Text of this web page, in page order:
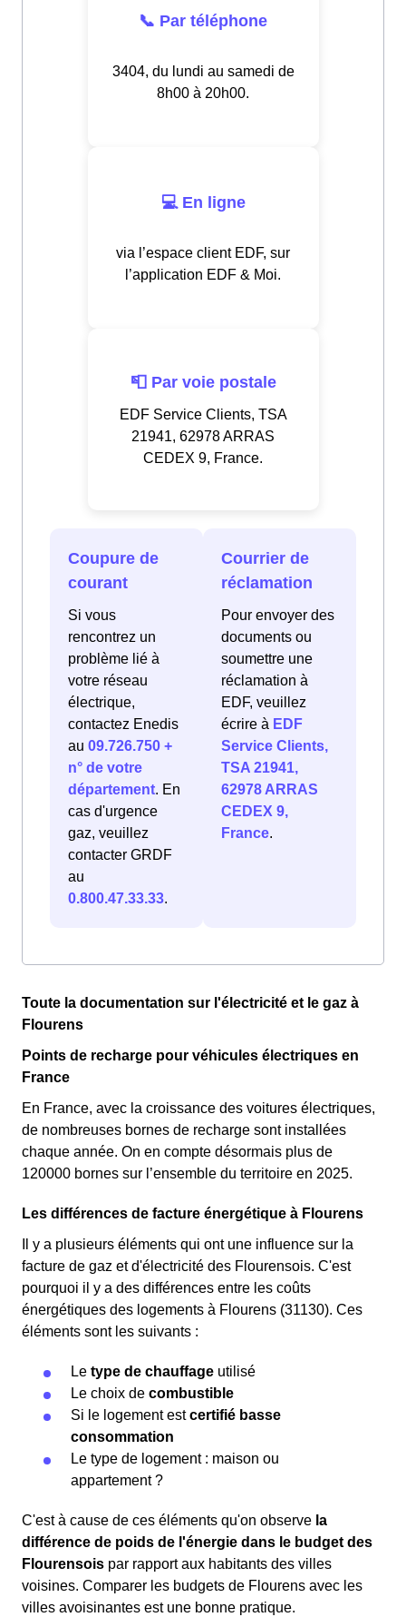
📞 Par téléphone
3404, du lundi au samedi de
8h00 à 20h00.
💻 En ligne
via l’espace client EDF, sur
l’application EDF & Moi.
📮 Par voie postale
EDF Service Clients, TSA
21941, 62978 ARRAS
CEDEX 9, France.
Coupure de
courant
Si vous
rencontrez un
problème lié à
votre réseau
électrique,
contactez Enedis
au 09.726.750 +
n° de votre
département. En
cas d'urgence
gaz, veuillez
contacter GRDF
au
0.800.47.33.33.
Courrier de
réclamation
Pour envoyer des
documents ou
soumettre une
réclamation à
EDF, veuillez
écrire à EDF
Service Clients,
TSA 21941,
62978 ARRAS
CEDEX 9,
France.
Toute la documentation sur l'électricité et le gaz à
Flourens
Points de recharge pour véhicules électriques en
France
En France, avec la croissance des voitures électriques,
de nombreuses bornes de recharge sont installées
chaque année. On en compte désormais plus de
120000 bornes sur l’ensemble du territoire en 2025.
Les différences de facture énergétique à Flourens
Il y a plusieurs éléments qui ont une influence sur la
facture de gaz et d'électricité des Flourensois. C'est
pourquoi il y a des différences entre les coûts
énergétiques des logements à Flourens (31130). Ces
éléments sont les suivants :
Le type de chauffage utilisé
Le choix de combustible
Si le logement estcertifié basse
consommation
Le type de logement : maison ou
appartement ?
C'est à cause de ces éléments qu'on observe la
différence de poids de l'énergie dans le budget des
Flourensois par rapport aux habitants des villes
voisines. Comparer les budgets de Flourens avec les
villes avoisinantes est une bonne pratique.